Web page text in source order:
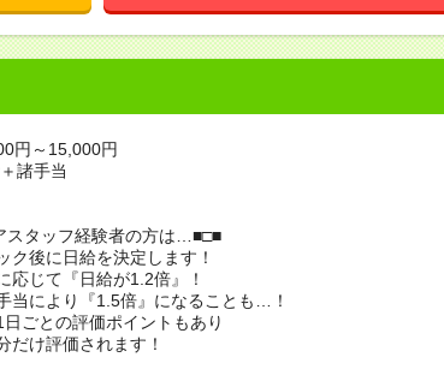
円～15,000円
諸手当
スタッフ経験者の方は…■□■
ク後に日給を決定します！
応じて『日給が1.2倍』！
当により『1.5倍』になることも…！
日ごとの評価ポイントもあり
だけ評価されます！